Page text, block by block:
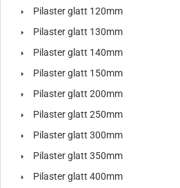
Pilaster glatt 120mm
Pilaster glatt 130mm
Pilaster glatt 140mm
Pilaster glatt 150mm
Pilaster glatt 200mm
Pilaster glatt 250mm
Pilaster glatt 300mm
Pilaster glatt 350mm
Pilaster glatt 400mm